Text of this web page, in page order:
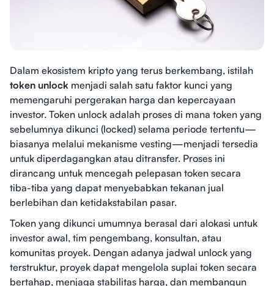
Dalam ekosistem kripto yang terus berkembang, istilah
token unlock menjadi salah satu faktor kunci yang
memengaruhi pergerakan harga dan kepercayaan
investor. Token unlock adalah proses di mana token yang
sebelumnya dikunci (locked) selama periode tertentu—
biasanya melalui mekanisme vesting—menjadi tersedia
untuk diperdagangkan atau ditransfer. Proses ini
dirancang untuk mencegah pelepasan token secara
tiba-tiba yang dapat menyebabkan tekanan jual
berlebihan dan ketidakstabilan pasar.
Token yang dikunci umumnya berasal dari alokasi untuk
investor awal, tim pengembang, konsultan, atau
komunitas proyek. Dengan adanya jadwal unlock yang
terstruktur, proyek dapat mengelola suplai token secara
bertahap, menjaga stabilitas harga, dan membangun